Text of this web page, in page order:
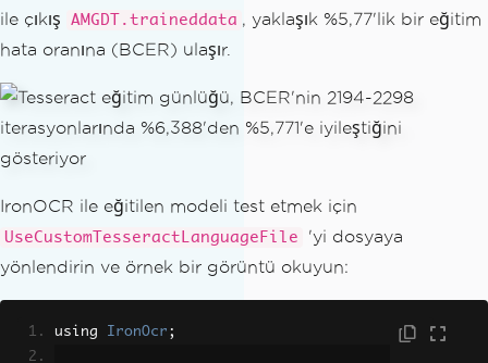
ile çıkış
AMGDT.traineddata , yaklaşık %5,77'lik bir eğitim
hata oranına (BCER) ulaşır.
IronOCR ile eğitilen modeli test etmek için
UseCustomTesseractLanguageFile
'yi dosyaya
yönlendirin ve örnek bir görüntü okuyun:
using IronOcr ;